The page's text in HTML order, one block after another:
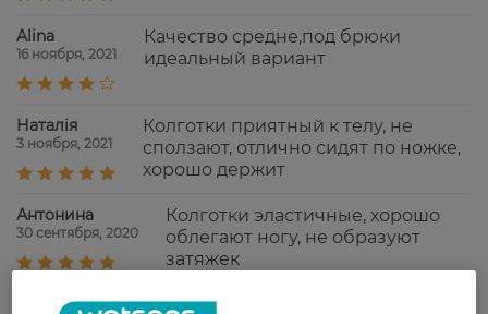
Alina
16 ноября, 2021
Качество средне,под брюки
идеальный вариант
Наталія
3 ноября, 2021
Колготки приятный к телу, не
сползают, отлично сидят по ножке,
хорошо держит
Антонина
30 сентября, 2020
Колготки эластичные, хорошо
облегают ногу, не образуют
затяжек
Катерина Бюджетні колготки, непогана